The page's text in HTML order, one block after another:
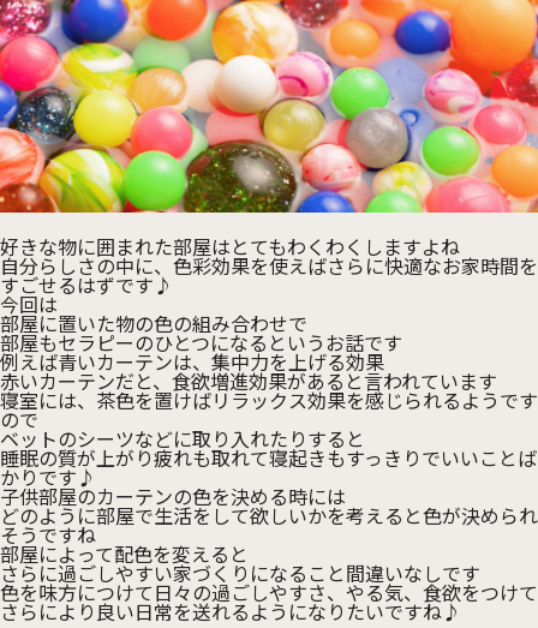
好きな物に囲まれた部屋はとてもわくわくしますよね
自分らしさの中に、色彩効果を使えばさらに快適なお家時間を
すごせるはずです♪
今回は
部屋に置いた物の色の組み合わせで
部屋もセラピーのひとつになるというお話です
例えば青いカーテンは、集中力を上げる効果
赤いカーテンだと、食欲増進効果があると言われています
寝室には、茶色を置けばリラックス効果を感じられるようです
ので
ベットのシーツなどに取り入れたりすると
睡眠の質が上がり疲れも取れて寝起きもすっきりでいいことば
かりです♪
子供部屋のカーテンの色を決める時には
どのように部屋で生活をして欲しいかを考えると色が決められ
そうですね
部屋によって配色を変えると
さらに過ごしやすい家づくりになること間違いなしです
色を味方につけて日々の過ごしやすさ、やる気、食欲をつけて
さらにより良い日常を送れるようになりたいですね♪